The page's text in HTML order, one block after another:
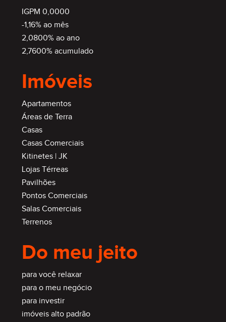
IGPM 0,0000
-1,16% ao mês
2,0800% ao ano
2,7600% acumulado
Imóveis
Apartamentos
Áreas de Terra
Casas
Casas Comerciais
Kitinetes | JK
Lojas Térreas
Pavilhões
Pontos Comerciais
Salas Comerciais
Terrenos
Do meu jeito
para você relaxar
para o meu negócio
para investir
imóveis alto padrão